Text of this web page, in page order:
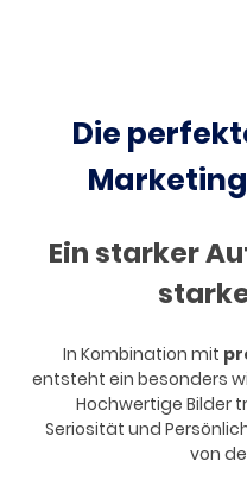
Die
Ein starker
In Kombination mit
entsteht ein besonders
Hochwertige Bilder
Seriosität und
von